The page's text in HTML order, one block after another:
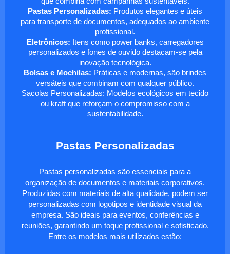
Pastas Personalizadas: Produtos elegantes e úteis
para transporte de documentos, adequados ao ambiente
profissional.
Eletrônicos: Itens como power banks, carregadores
personalizados e fones de ouvido destacam-se pela
inovação tecnológica.
Bolsas e Mochilas: Práticas e modernas, são brindes
versáteis que combinam com qualquer público.
Sacolas Personalizadas: Modelos ecológicos em tecido
ou kraft que reforçam o compromisso com a
sustentabilidade.
Pastas Personalizadas
Pastas personalizadas são essenciais para a
organização de documentos e materiais corporativos.
Produzidas com materiais de alta qualidade, podem ser
personalizadas com logotipos e identidade visual da
empresa. São ideais para eventos, conferências e
reuniões, garantindo um toque profissional e sofisticado.
Entre os modelos mais utilizados estão: